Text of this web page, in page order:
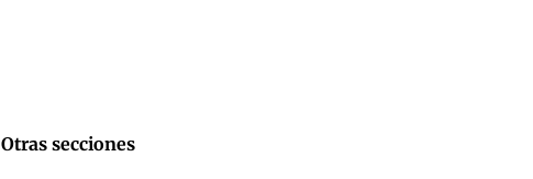
Otras secciones